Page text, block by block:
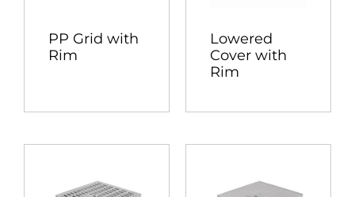
PP Grid with
Rim
Lowered
Cover with
Rim